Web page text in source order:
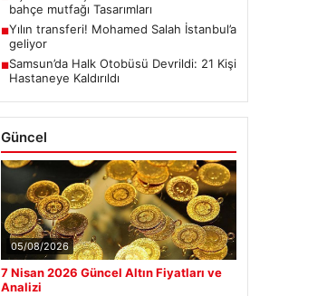
bahçe mutfağı Tasarımları
■Yılın transferi! Mohamed Salah İstanbul’a
geliyor
■Samsun’da Halk Otobüsü Devrildi: 21 Kişi
Hastaneye Kaldırıldı
Güncel
05/08/2026
7 Nisan 2026 Güncel Altın Fiyatları ve
Analizi